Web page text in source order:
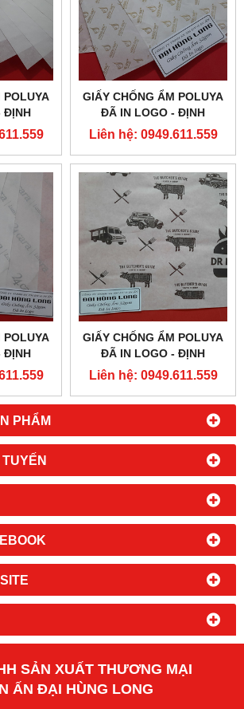
PHẨM
POLUYA
ĐỊNH
GIẤY CHỐNG ẨM POLUYA
ĐÃ IN LOGO - ĐỊNH
LƯỢNG 32G
Liên hệ: 0949.611.559
POLUYA
ĐỊNH
GIẤY CHỐNG ẨM POLUYA
ĐÃ IN LOGO - ĐỊNH
LƯỢNG 32G
Liên hệ: 0949.611.559
SẢN XUẤT THƯƠNG MẠI
ẤN ĐẠI HÙNG LONG